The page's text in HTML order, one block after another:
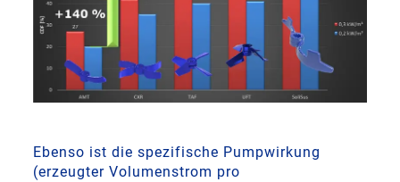
Ebenso ist die spezifische Pumpwirkung
(erzeugter Volumenstrom pro